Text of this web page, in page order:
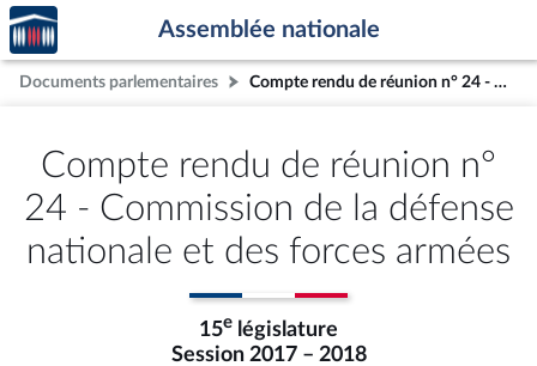
Aller au contenu
Aller en bas de la page
Accèder
à la
page
d'accueil
Assemblée nationale
Documents parlementaires Compte rendu de réunion n° 24 - Commission de la défense nationale et des forces armées
Compte rendu de réunion n°
24 - Commission de la défense
nationale et des forces armées
15e législature
Session 2017 – 2018